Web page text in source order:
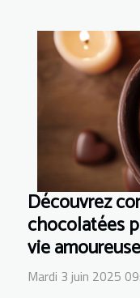
Découvrez
chocolatées
vie amoureuse
Mardi 3 juin 2025